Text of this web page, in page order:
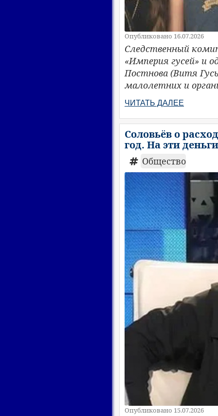
Опубликовано 16.07.2026
Следственный
«Империя гусей» и
Постнова (Витя
малолетних и
ЧИТАТЬ ДАЛЕЕ
Соловьёв о
год. На эти
Общество
Опубликовано 15.07.2026